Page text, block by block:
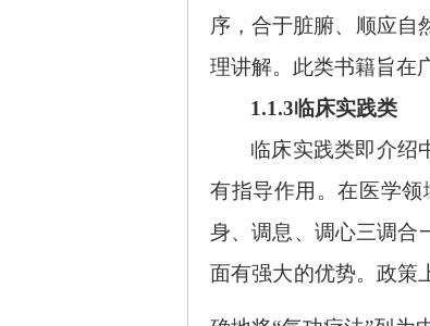
序，合于脏腑、顺应自
理讲解。此类书籍旨在
1.1.3临床实践类
临床实践类即介绍
有指导作用。在医学
身、调息、调心三调合
面有强大的优势。政策